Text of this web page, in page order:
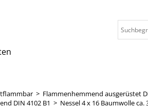
> Flammenhemmend ausgerüstet
DIN 4102 B1 > Nessel 4 x 16 Baumwolle